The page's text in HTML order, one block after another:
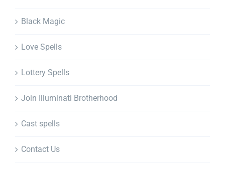
Black Magic
Love Spells
Lottery Spells
Join Illuminati Brotherhood
Cast spells
Contact Us